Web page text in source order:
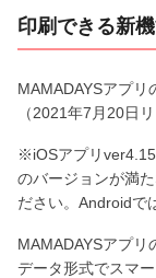
印刷できる新
MAMADAYSアプリ
（2021年7月20日
※iOSアプリ
のバージョンが満
ださい。Androidで
MAMADAYSアプリ
データ形式でスマ